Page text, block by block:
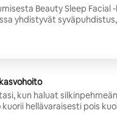
Beauty Sleep Facial
yhdistyvät
ja jättämään ihosi
kun haluat
hellävaraisesti pois
Täydellinen